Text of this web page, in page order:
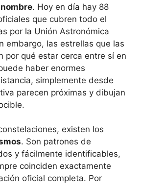
. Hoy en día hay 88
que cubren todo el
por la Unión Astronómica
embargo, las estrellas que las
por qué estar cerca entre sí en
haber enormes
simplemente desde
parecen próximas y dibujan
existen los
. Son patrones de
y fácilmente identificables,
coinciden exactamente
oficial completa. Por